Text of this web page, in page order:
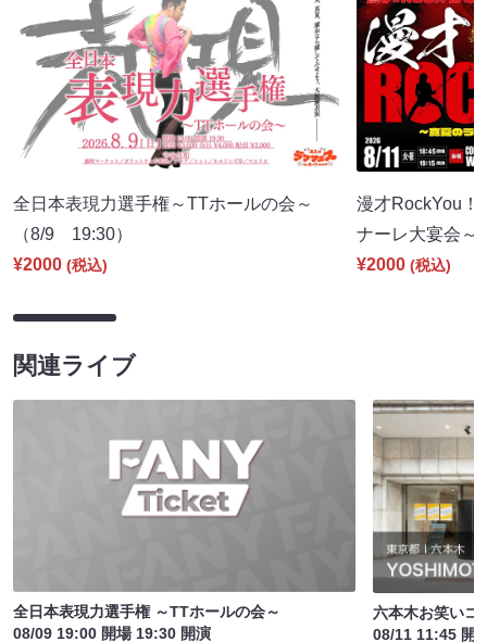
全日本表現力選手権～TTホールの会～
（8/9 19:30）
¥2000 (税込)
漫才RockYou！
ナーレ大宴会
¥2000 (税込)
関連ライブ
全日本表現力選手権 ～TTホールの会～
08/09 19:00 開場 19:30 開演
六本木お笑いコ
08/11 11:45 開